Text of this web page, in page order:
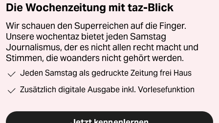
Die Wochenzeitung mit taz-Blick
Wir schauen den Superreichen auf die Finger.
Unsere wochentaz bietet jeden Samstag
Journalismus, der es nicht allen recht macht und
Stimmen, die woanders nicht gehört werden.
Jeden Samstag als gedruckte Zeitung frei Haus
Zusätzlich digitale Ausgabe inkl. Vorlesefunktion